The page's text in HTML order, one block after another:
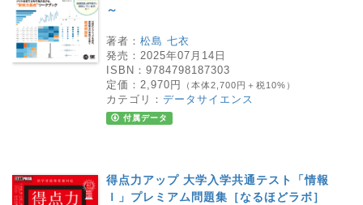
～
著者： 松島 七衣
発売： 2025年07月14日
ISBN： 9784798187303
定価： 2,970円 （本体2,700円＋税10%）
カテゴリ： データサイエンス
付属データ
得点力アップ 大学入学共通テスト「情報
Ｉ」プレミアム問題集［なるほどラボ］